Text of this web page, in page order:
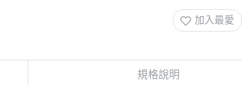
加入最愛
規格說明